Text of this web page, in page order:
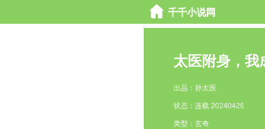
太医附身，我
出品：孙太医
状态：连载 20240426
类型：玄奇